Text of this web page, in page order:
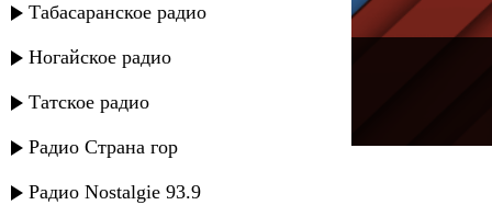
Табасаранское радио
Ногайское радио
Татское радио
Радио Страна гор
Радио Nostalgie 93.9
---
Русское радио